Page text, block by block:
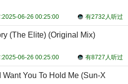
有2732人听过
06-26 00:25:00
(The Elite) (Original Mix)
有8727人听过
06-26 00:25:00
Want You To Hold Me (Sun-X